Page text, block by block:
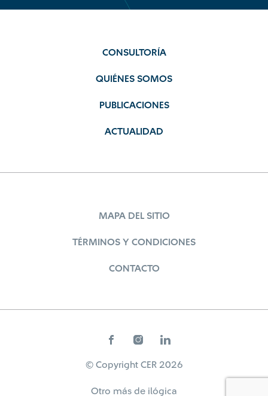
CONSULTORÍA
QUIÉNES SOMOS
PUBLICACIONES
ACTUALIDAD
MAPA DEL SITIO
TÉRMINOS Y CONDICIONES
CONTACTO
© Copyright CER 2026
Otro más de ilógica